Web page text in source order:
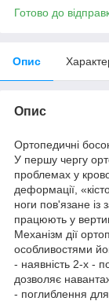
Готово до
Опис
Опис
Ортопедичні
У першу чергу
проблемах у
деформації,
ноги пов'язане із
працюють у
Механізм дії
особливостями
- наявність 2-х -
дозволяє
- поглиблення для